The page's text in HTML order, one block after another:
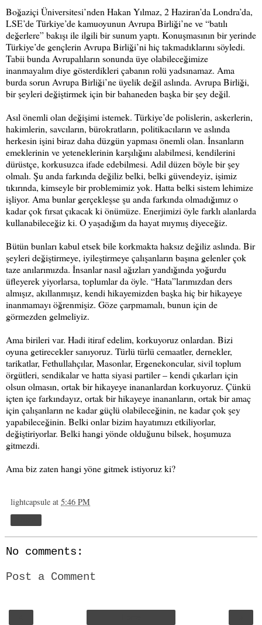
Boğaziçi Üniversitesi’nden Hakan Yılmaz, 2 Haziran’da Londra’da,
LSE’de Türkiye’de kamuoyunun Avrupa Birliği’ne ve “batılı
değerlere” bakışı ile ilgili bir sunum yaptı. Konuşmasının bir yerinde
Türkiye’de gençlerin Avrupa Birliği’ni hiç takmadıklarını söyledi.
Tabii bunda Avrupalıların sonunda üye olabileceğimize
inanmayalım diye gösterdikleri çabanın rolü yadsınamaz. Ama
burda sorun Avrupa Birliği’ne üyelik değil aslında. Avrupa Birliği,
bir şeyleri değiştirmek için bir bahaneden başka bir şey değil.
Asıl önemli olan değişimi istemek. Türkiye’de polislerin, askerlerin,
hakimlerin, savcıların, bürokratların, politikacıların ve aslında
herkesin işini biraz daha düzgün yapması önemli olan. İnsanların
emeklerinin ve yeteneklerinin karşılığını alabilmesi, kendilerini
dürüstçe, korkusuzca ifade edebilmesi. Adil düzen böyle bir şey
olmalı. Şu anda farkında değiliz belki, belki güvendeyiz, işimiz
tıkırında, kimseyle bir problemimiz yok. Hatta belki sistem lehimize
işliyor. Ama bunlar gerçekleşse şu anda farkında olmadığımız o
kadar çok fırsat çıkacak ki önümüze. Enerjimizi öyle farklı alanlarda
kullanabileceğiz ki. O yaşadığım da hayat mıymış diyeceğiz.
Bütün bunları kabul etsek bile korkmakta haksız değiliz aslında. Bir
şeyleri değiştirmeye, iyileştirmeye çalışanların başına gelenler çok
taze anılarımızda. İnsanlar nasıl ağızları yandığında yoğurdu
üfleyerek yiyorlarsa, toplumlar da öyle. “Hata”larımızdan ders
almışız, akıllanmışız, kendi hikayemizden başka hiç bir hikayeye
inanmamayı öğrenmişiz. Göze çarpmamalı, bunun için de
görmezden gelmeliyiz.
Ama birileri var. Hadi itiraf edelim, korkuyoruz onlardan. Bizi
oyuna getirecekler sanıyoruz. Türlü türlü cemaatler, dernekler,
tarikatlar, Fethullahçılar, Masonlar, Ergenekoncular, sivil toplum
örgütleri, sendikalar ve hatta siyasi partiler – kendi çıkarları için
olsun olmasın, ortak bir hikayeye inananlardan korkuyoruz. Çünkü
içten içe farkındayız, ortak bir hikayeye inananların, ortak bir amaç
için çalışanların ne kadar güçlü olabileceğinin, ne kadar çok şey
yapabileceğinin. Belki onlar bizim hayatımızı etkiliyorlar,
değiştiriyorlar. Belki hangi yönde olduğunu bilsek, hoşumuza
gitmezdi.
Ama biz zaten hangi yöne gitmek istiyoruz ki?
lightcapsule at 5:46 PM
No comments:
Post a Comment